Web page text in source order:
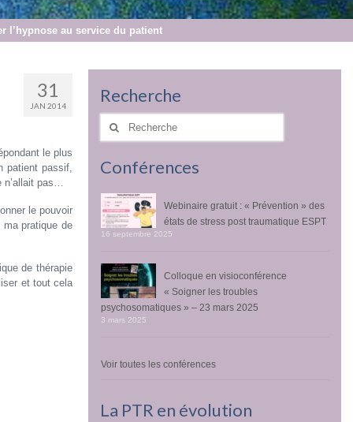
l’hypnose au service du patient
31
JAN 2014
le plus
patient passif,
n’allait pas…
le pouvoir
pratique de
de thérapie
et tout cela
Recherche
Rechercher
Conférences
Webinaire gratuit : « Prévention » des
états de stress post traumatique ESPT
16 septembre 2025
Colloque en visioconférence
« Soigner les troubles
psychosomatiques » – 23 mars 2025
3 mars 2025
Voir toutes les conférences
La PTR en évolution